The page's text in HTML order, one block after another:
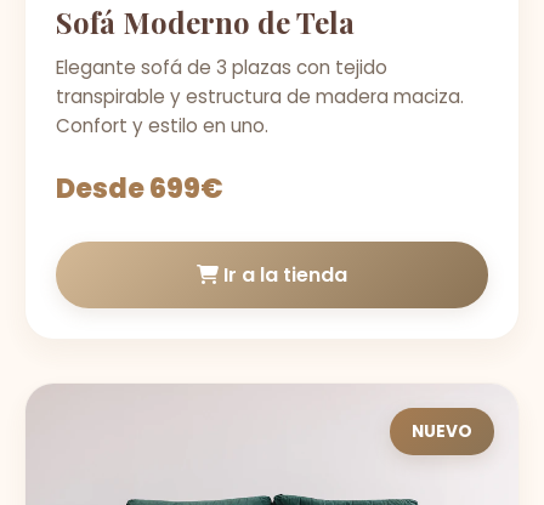
Sofá Moderno de Tela
Elegante sofá de 3 plazas con tejido
transpirable y estructura de madera maciza.
Confort y estilo en uno.
Desde 699€
Ir a la tienda
NUEVO